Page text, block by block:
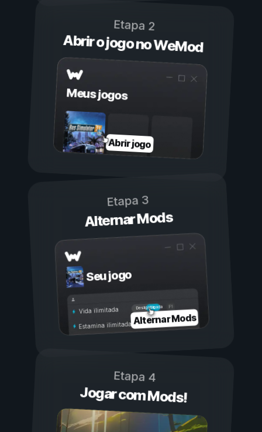
Etapa 2
Abrir o jogo no WeMod
Meus jogos
Abrir jogo
Etapa 3
Alternar Mods
Seu jogo
Ligada
Desligada
Vida ilimitada
Estamina ilimitadaAlternar Mods
Etapa 4
Jogar com Mods!